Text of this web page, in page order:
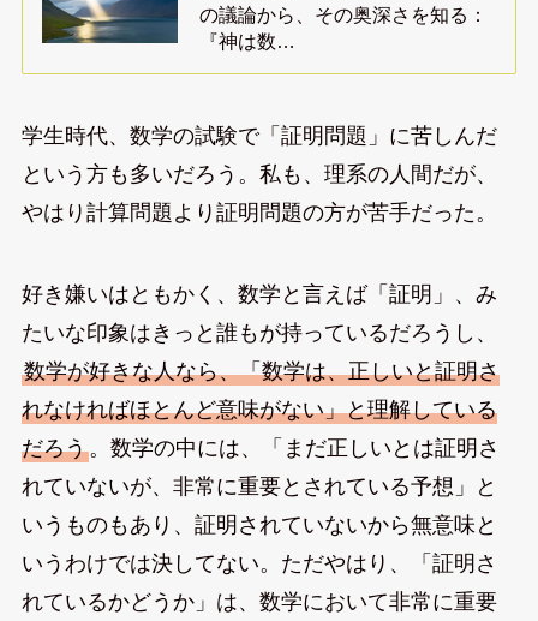
の議論から、その奥深さを知る：
『神は数…
学生時代、数学の試験で「証明問題」に苦しんだ
という方も多いだろう。私も、理系の人間だが、
やはり計算問題より証明問題の方が苦手だった。
好き嫌いはともかく、数学と言えば「証明」、み
たいな印象はきっと誰もが持っているだろうし、
数学が好きな人なら、「数学は、正しいと証明さ
れなければほとんど意味がない」と理解している
だろう。数学の中には、「まだ正しいとは証明さ
れていないが、非常に重要とされている予想」と
いうものもあり、証明されていないから無意味と
いうわけでは決してない。ただやはり、「証明さ
れているかどうか」は、数学において非常に重要